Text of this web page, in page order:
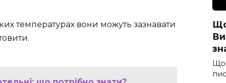
температурах вони можуть зазнавати
Що